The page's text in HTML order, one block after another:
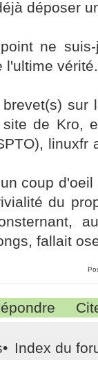
déposer
ne
l'ultime vérité.
sur
de Kro,
linuxfr
coup
du
fallait
• Index du